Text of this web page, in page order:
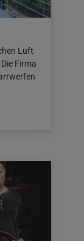
Luft
Firma